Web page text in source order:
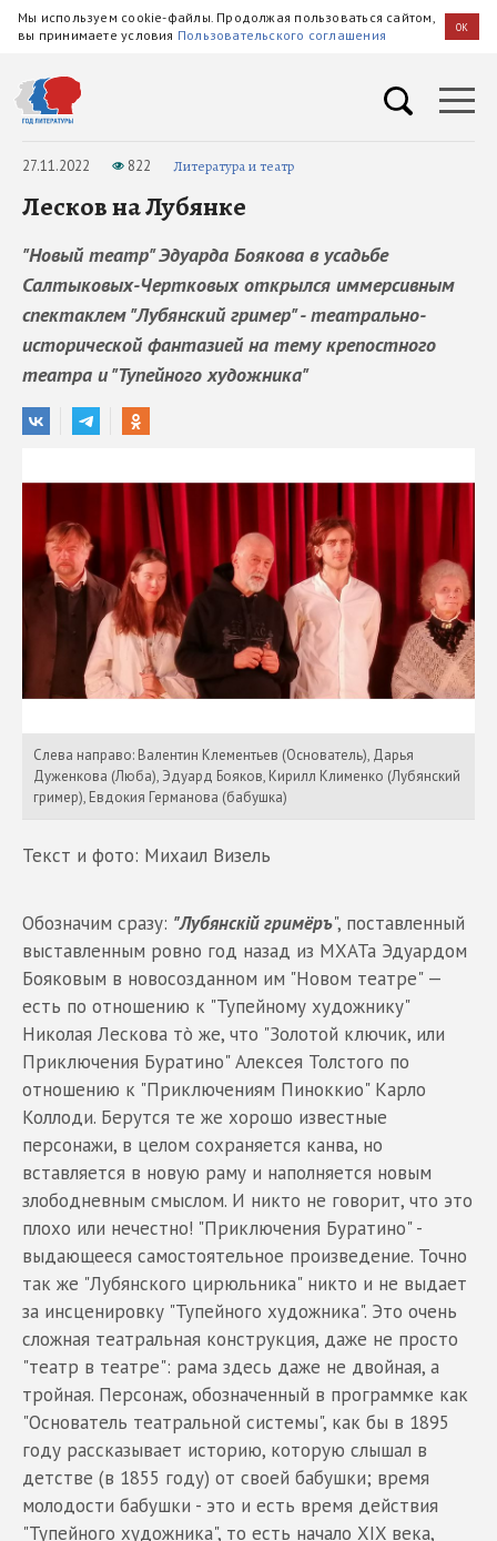
Мы используем cookie-файлы. Продолжая пользоваться сайтом,
вы принимаете условия Пользовательского соглашения OK
27.11.2022 822 Литература и театр
Лесков на Лубянке
"Новый театр" Эдуарда Боякова в усадьбе
Салтыковых-Чертковых открылся иммерсивным
спектаклем "Лубянский гример" - театрально-
исторической фантазией на тему крепостного
театра и "Тупейного художника"
Слева направо: Валентин Клементьев (Основатель), Дарья
Дуженкова (Люба), Эдуард Бояков, Кирилл Клименко (Лубянский
гример), Евдокия Германова (бабушка)
Текст и фото: Михаил Визель
Обозначим сразу: "Лубянскiй гримёръ", поставленный
выставленным ровно год назад из МХАТа Эдуардом
Бояковым в новосозданном им "Новом театре" —
есть по отношению к "Тупейному художнику"
Николая Лескова тò же, что "Золотой ключик, или
Приключения Буратино" Алексея Толстого по
отношению к "Приключениям Пиноккио" Карло
Коллоди. Берутся те же хорошо известные
персонажи, в целом сохраняется канва, но
вставляется в новую раму и наполняется новым
злободневным смыслом. И никто не говорит, что это
плохо или нечестно! "Приключения Буратино" -
выдающееся самостоятельное произведение. Точно
так же "Лубянского цирюльника" никто и не выдает
за инсценировку "Тупейного художника". Это очень
сложная театральная конструкция, даже не просто
"театр в театре": рама здесь даже не двойная, а
тройная. Персонаж, обозначенный в программке как
"Основатель театральной системы", как бы в 1895
году рассказывает историю, которую слышал в
детстве (в 1855 году) от своей бабушки; время
молодости бабушки - это и есть время действия
"Тупейного художника", то есть начало XIX века,